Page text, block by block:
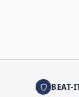
BEAT-